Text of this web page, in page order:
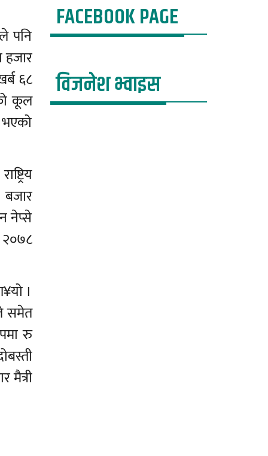
पनि
६८
कूल
भएको
नेप्से
।
समेत
रु
मैत्री
FACEBOOK PAGE
विजनेश भ्वाइस